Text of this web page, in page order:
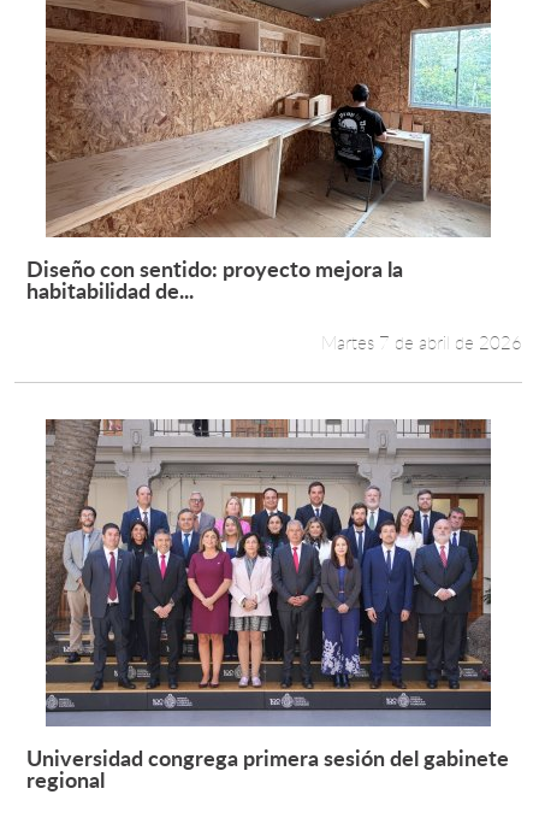
Leer más +
Diseño con sentido: proyecto mejora la
habitabilidad de...
Martes 7 de abril de 2026
Leer más +
Universidad congrega primera sesión del gabinete
regional